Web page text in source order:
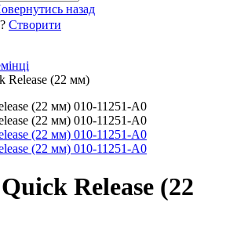
назад
Створити
Release (22 мм)
Release (22